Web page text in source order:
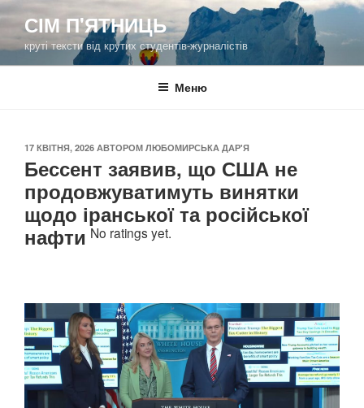
Перейти
вмісту
СІМ П'ЯТНИЦЬ
круті тексти від крутих студентів-журналістів
Меню
ОПУБЛІКОВАНО
17 КВІТНЯ, 2026 АВТОРОМ ЛЮБОМИРСЬКА ДАР'Я
Бессент заявив, що США не
продовжуватимуть винятки
щодо іранської та російської
нафти No ratings yet.